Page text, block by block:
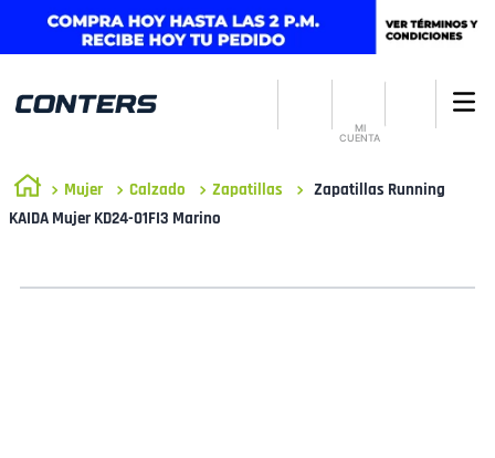
MI
CUENTA
Mujer Calzado Zapatillas
Zapatillas Running
KAIDA Mujer KD24-01FI3 Marino